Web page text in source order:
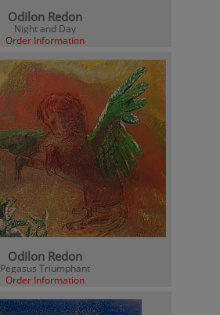
Odilon Redon
Night and Day
Order Information
Odilon Redon
Pegasus Triumphant
Order Information